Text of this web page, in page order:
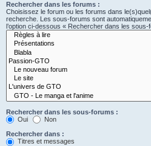
Rechercher dans les forums :
Choisissez le forum ou les forums dans
recherche. Les sous-forums sont
l’option ci-dessous « Rechercher dans les sous-
Rechercher dans les sous-forums :
Oui
Non
Rechercher dans :
Titres et messages